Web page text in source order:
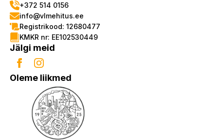
+372 514 0156
info@vlmehitus.ee
Registrikood: 12680477
KMKR nr: EE102530449
Jälgi meid
Oleme liikmed